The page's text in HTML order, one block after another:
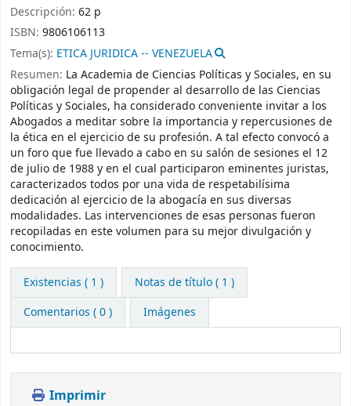
Descripción: 62 p
ISBN: 9806106113
Tema(s): ETICA JURIDICA -- VENEZUELA
Resumen: La Academia de Ciencias Políticas y Sociales, en su
obligación legal de propender al desarrollo de las Ciencias
Políticas y Sociales, ha considerado conveniente invitar a los
Abogados a meditar sobre la importancia y repercusiones de
la ética en el ejercicio de su profesión. A tal efecto convocó a
un foro que fue llevado a cabo en su salón de sesiones el 12
de julio de 1988 y en el cual participaron eminentes juristas,
caracterizados todos por una vida de respetabilísima
dedicación al ejercicio de la abogacía en sus diversas
modalidades. Las intervenciones de esas personas fueron
recopiladas en este volumen para su mejor divulgación y
conocimiento.
Existencias ( 1 )
Notas de título ( 1 )
Comentarios ( 0 )
Imágenes
Imprimir